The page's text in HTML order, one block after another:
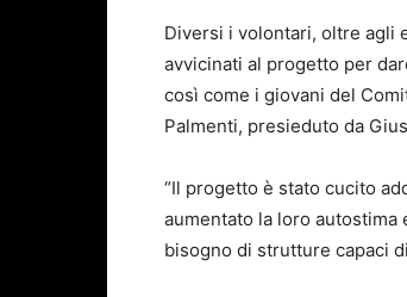
Diversi i volontari, oltre agli
avvicinati al progetto per
così come i giovani del
Palmenti, presieduto da
“Il progetto è stato cucito
aumentato la loro autostima
bisogno di strutture capaci